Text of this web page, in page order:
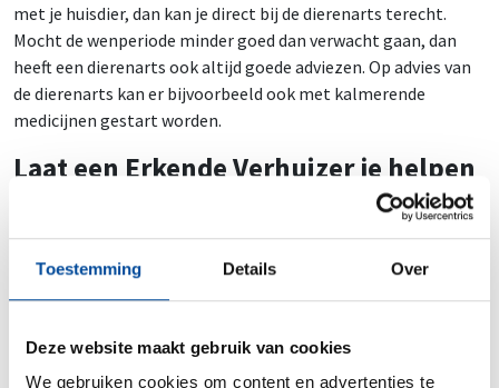
Toestemming Details Over
Deze website maakt gebruik van cookies
We gebruiken cookies om content en advertenties te
met je huisdier, dan kan je direct bij de dierenarts terecht.
Mocht de wenperiode minder goed dan verwacht gaan, dan
heeft een dierenarts ook altijd goede adviezen. Op advies van
de dierenarts kan er bijvoorbeeld ook met kalmerende
medicijnen gestart worden.
Laat een Erkende Verhuizer je helpen
Ben je bang dat je niet voldoende tijd hebt voor jouw
aanstaande verhuizing? Bijvoorbeeld omdat je niet genoeg
(bijzonder) verlof dagen hebt of omdat het een grote
verhuizing betreft? Dan is het verstandig om te overwegen
Professionele verhuizers weten namelijk precies wat ze